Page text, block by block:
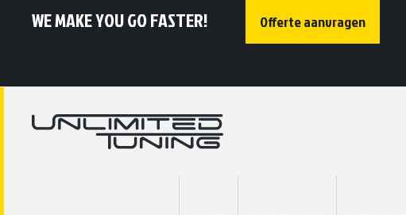
WE MAKE YOU GO FASTER! Offerte aanvragen